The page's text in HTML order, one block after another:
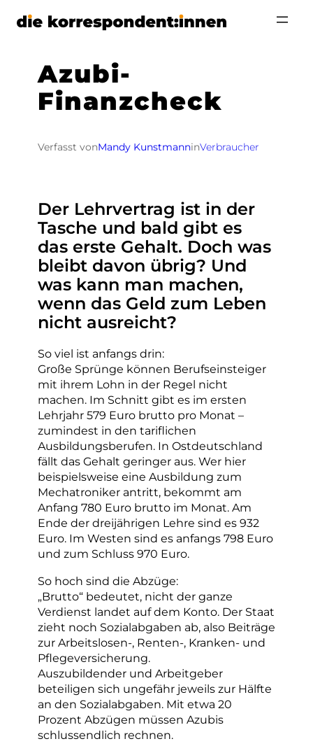
Zum
Azubi-
Finanzcheck
Verfasst vonMandy KunstmanninVerbraucher
Der Lehrvertrag ist in der
Tasche und bald gibt es
das erste Gehalt. Doch was
bleibt davon übrig? Und
was kann man machen,
wenn das Geld zum Leben
nicht ausreicht?
So viel ist anfangs drin:
Große Sprünge können Berufseinsteiger
mit ihrem Lohn in der Regel nicht
machen. Im Schnitt gibt es im ersten
Lehrjahr 579 Euro brutto pro Monat –
zumindest in den tariflichen
Ausbildungsberufen. In Ostdeutschland
fällt das Gehalt geringer aus. Wer hier
beispielsweise eine Ausbildung zum
Mechatroniker antritt, bekommt am
Anfang 780 Euro brutto im Monat. Am
Ende der dreijährigen Lehre sind es 932
Euro. Im Westen sind es anfangs 798 Euro
und zum Schluss 970 Euro.
So hoch sind die Abzüge:
„Brutto“ bedeutet, nicht der ganze
Verdienst landet auf dem Konto. Der Staat
zieht noch Sozialabgaben ab, also Beiträge
zur Arbeitslosen-, Renten-, Kranken- und
Pflegeversicherung.
Auszubildender und Arbeitgeber
beteiligen sich ungefähr jeweils zur Hälfte
an den Sozialabgaben. Mit etwa 20
Prozent Abzügen müssen Azubis
schlussendlich rechnen.